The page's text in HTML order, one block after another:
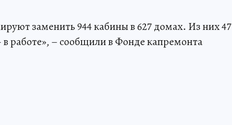
заменить 944 кабины в 627 домах. Из них 47
в работе», – сообщили в Фонде капремонта